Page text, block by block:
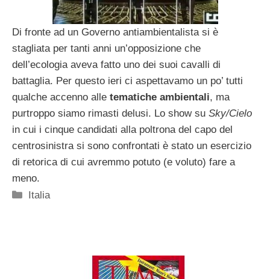
Di fronte ad un Governo antiambientalista si è
stagliata per tanti anni un’opposizione che
dell’ecologia aveva fatto uno dei suoi cavalli di
battaglia. Per questo ieri ci aspettavamo un po’ tutti
qualche accenno alle tematiche ambientali, ma
purtroppo siamo rimasti delusi. Lo show su Sky/Cielo
in cui i cinque candidati alla poltrona del capo del
centrosinistra si sono confrontati è stato un esercizio
di retorica di cui avremmo potuto (e voluto) fare a
meno.
Categorie
Italia